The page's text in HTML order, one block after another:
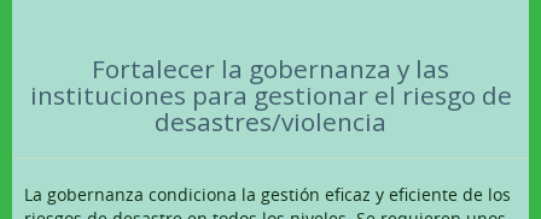
Quien?
Cómo?
Fortalecer la gobernanza y las
instituciones para gestionar el riesgo de
desastres/violencia
La gobernanza condiciona la gestión eficaz y eficiente de los